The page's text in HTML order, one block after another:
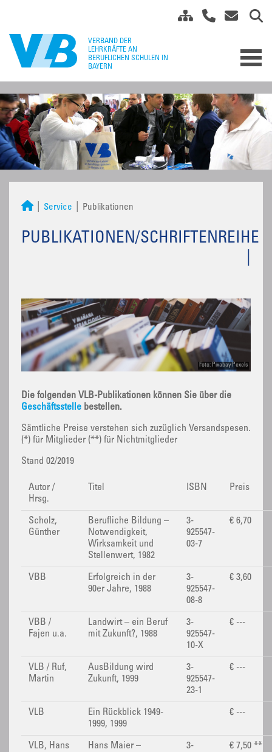
Service Publikationen
PUBLIKATIONEN/SCHRIFTENREIHE
Foto: Pixabay Pexels
Die folgenden VLB-Publikationen können Sie über die
Geschäftsstelle bestellen.
Sämtliche Preise verstehen sich zuzüglich Versandspesen.
(*) für Mitglieder (**) für Nichtmitglieder
Stand 02/2019
Autor /
Hrsg.
Titel ISBN Preis
Scholz,
Günther
Berufliche Bildung –
Notwendigkeit,
Wirksamkeit und
Stellenwert, 1982
3-
925547-
03-7
€ 6,70
VBB
Erfolgreich in der
90er Jahre, 1988
3-
925547-
08-8
€ 3,60
VBB /
Fajen u.a.
Landwirt – ein Beruf
mit Zukunft?, 1988
3-
925547-
10-X
€ ---
VLB / Ruf,
Martin
AusBildung wird
Zukunft, 1999
3-
925547-
23-1
€ ---
VLB
Ein Rückblick 1949-
1999, 1999
€ ---
VLB, Hans
Hans Maier –
3-
€ 7,50 **